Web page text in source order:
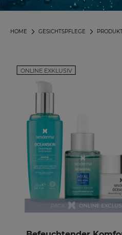
GESICHTSPFLEGE
HOME
ONLINE EXKLUSIV